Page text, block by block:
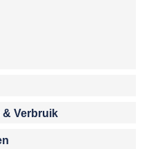
& Verbruik
2979 cc